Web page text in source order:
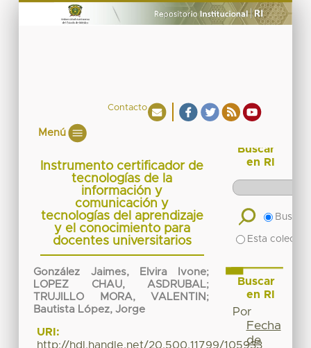
Contacto
Menú
Instrumento certificador de
tecnologías de la
información y
comunicación y
tecnologías del aprendizaje
y el conocimiento para
docentes universitarios
González Jaimes, Elvira Ivone;
LOPEZ CHAU, ASDRUBAL;
TRUJILLO MORA, VALENTIN ;
Bautista López, Jorge
URI:
http://hdl.handle.net/20.500.11799/105933
Buscar
en RI
Buscar
Esta
Buscar
en RI
Por
Fecha
de